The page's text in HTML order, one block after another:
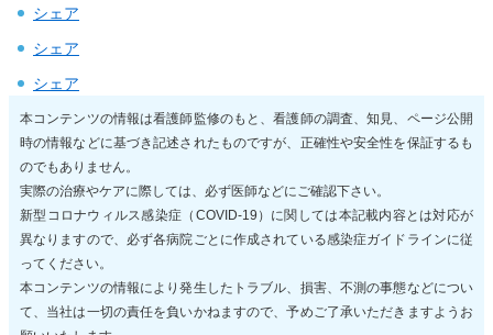
シェア
シェア
シェア
本コンテンツの情報は看護師監修のもと、看護師の調査、知見、ページ公開
時の情報などに基づき記述されたものですが、正確性や安全性を保証するも
のでもありません。
実際の治療やケアに際しては、必ず医師などにご確認下さい。
新型コロナウィルス感染症（COVID-19）に関しては本記載内容とは対応が
異なりますので、必ず各病院ごとに作成されている感染症ガイドラインに従
ってください。
本コンテンツの情報により発生したトラブル、損害、不測の事態などについ
て、当社は一切の責任を負いかねますので、予めご了承いただきますようお